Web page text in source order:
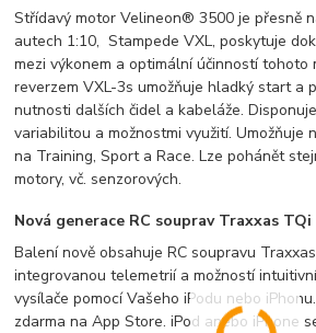
Střídavý motor Velineon® 3500 je přesně
autech 1:10, Stampede VXL, poskytuje
mezi výkonem a optimální účinností tohoto
reverzem VXL-3s umožňuje hladký start a
nutnosti dalších čidel a kabeláže.
variabilitou a možnostmi využití. Umožňuje
na Training, Sport a Race. Lze pohánět
motory, vč. senzorových.
Nová generace RC souprav Traxxas TQi
Balení nově obsahuje RC soupravu
integrovanou telemetrií a možností
vysílače pomocí Vašeho iPodu nebo
zdarma na App Store. iPod anebo iPhone